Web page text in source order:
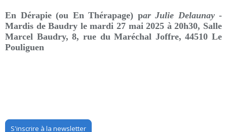
En Dérapie (ou En Thérapage) par Julie Delaunay-
Mardis de Baudry le mardi 27 mai 2025 à 20h30, Salle
Marcel Baudry,8, rue du Maréchal Joffre, 44510 Le
Pouliguen
S'inscrire à la newsletter